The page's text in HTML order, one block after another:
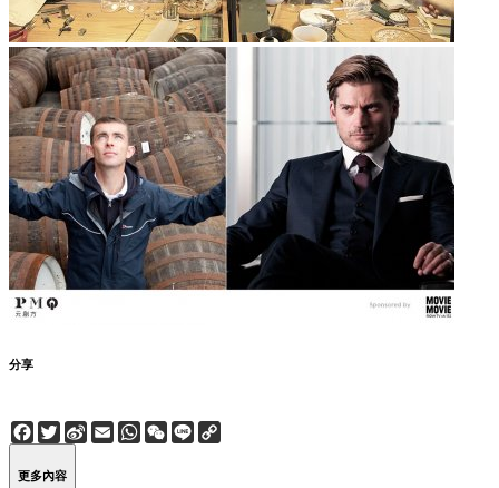
分享
Facebook
Twitter
Sina
Weibo
EmailWhatsApp
WeChat
Line
更多內容